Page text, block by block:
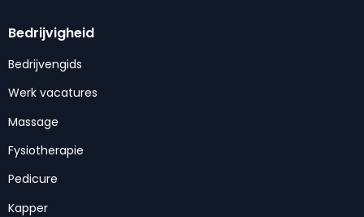
Bedrijvigheid
Bedrijvengids
Werk vacatures
Massage
Fysiotherapie
Pedicure
Kapper